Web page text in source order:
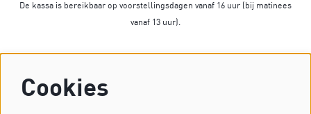
De kassa is bereikbaar op voorstellingsdagen vanaf 16 uur (bij matinees
vanaf 13 uur).
Heb je vragen? Stuur dan een mailtje naar
Cookies